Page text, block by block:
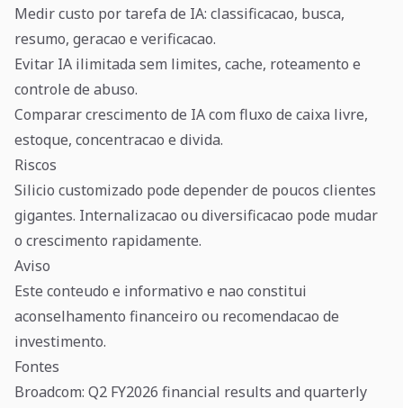
Medir custo por tarefa de IA: classificacao, busca,
resumo, geracao e verificacao.
Evitar IA ilimitada sem limites, cache, roteamento e
controle de abuso.
Comparar crescimento de IA com fluxo de caixa livre,
estoque, concentracao e divida.
Riscos
Silicio customizado pode depender de poucos clientes
gigantes. Internalizacao ou diversificacao pode mudar
o crescimento rapidamente.
Aviso
Este conteudo e informativo e nao constitui
aconselhamento financeiro ou recomendacao de
investimento.
Fontes
Broadcom: Q2 FY2026 financial results and quarterly